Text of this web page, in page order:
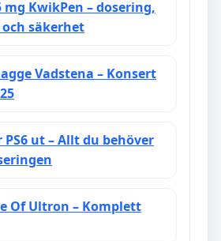
KwikPen – dosering,
säkerhet
Vadstena – Konsert
ut – Allt du behöver
Of Ultron – Komplett